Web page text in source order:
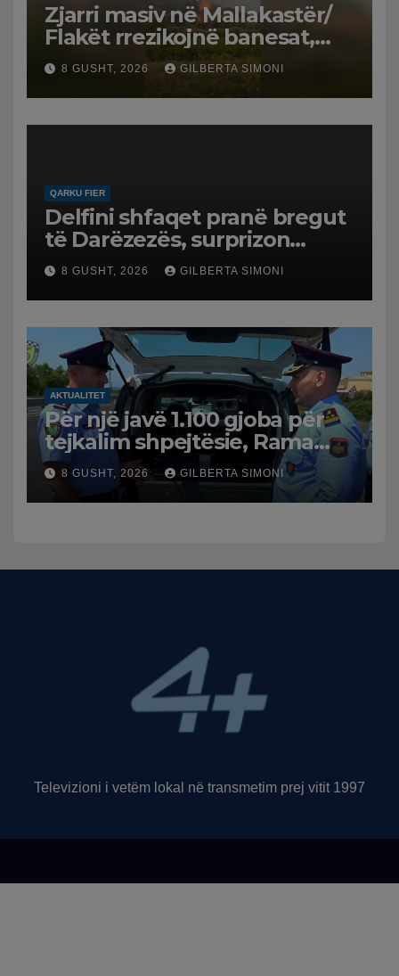
Zjarri masiv në Mallakastër/
Flakët rrezikojnë banesat,
Policia evakuon disa familje
në Koilac
8 GUSHT, 2026 GILBERTA SIMONI
QARKU FIER
Delfini shfaqet pranë bregut
të Darëzezës, surprizon
pushuesit dhe banorët
8 GUSHT, 2026 GILBERTA SIMONI
AKTUALITET
Për një javë 1.100 gjoba për
tejkalim shpejtësie, Rama
publikon videon: Kamerat e
trafikut së shpejti në
funksion
8 GUSHT, 2026 GILBERTA SIMONI
Televizioni i vetëm lokal në transmetim prej vitit 1997